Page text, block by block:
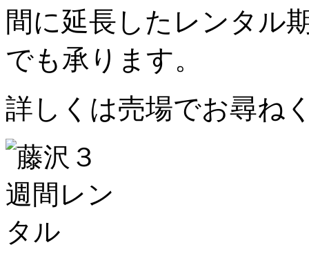
間に延長したレンタル
でも承ります。
詳しくは売場でお尋ね